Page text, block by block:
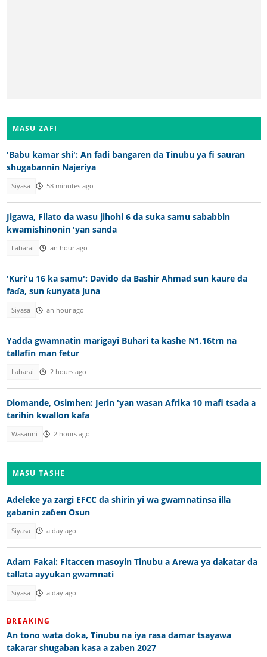
MASU ZAFI
'Babu kamar shi': An fadi bangaren da Tinubu ya fi sauran
shugabannin Najeriya
Siyasa 58 minutes ago
Jigawa, Filato da wasu jihohi 6 da suka samu sababbin
kwamishinonin 'yan sanda
Labarai an hour ago
'Kuri'u 16 ka samu': Davido da Bashir Ahmad sun kaure da
faɗa, sun ƙunyata juna
Siyasa an hour ago
Yadda gwamnatin marigayi Buhari ta kashe N1.16trn na
tallafin man fetur
Labarai 2 hours ago
Diomande, Osimhen: Jerin 'yan wasan Afrika 10 mafi tsada a
tarihin kwallon kafa
Wasanni 2 hours ago
MASU TASHE
Adeleke ya zargi EFCC da shirin yi wa gwamnatinsa illa
gabanin zaɓen Osun
Siyasa a day ago
Adam Fakai: Fitaccen masoyin Tinubu a Arewa ya dakatar da
tallata ayyukan gwamnati
Siyasa a day ago
BREAKING
An tono wata doka, Tinubu na iya rasa damar tsayawa
takarar shugaban kasa a zaben 2027